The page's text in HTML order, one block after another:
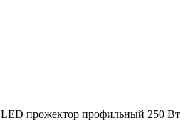
прожектор профильный 250 Вт